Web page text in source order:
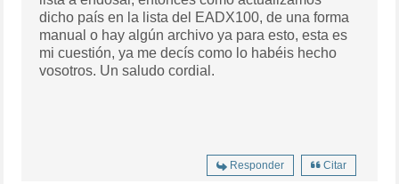
dicho país en la lista del EADX100, de una forma
manual o hay algún archivo ya para esto, esta es
mi cuestión, ya me decís como lo habéis hecho
vosotros. Un saludo cordial.
Responder Citar